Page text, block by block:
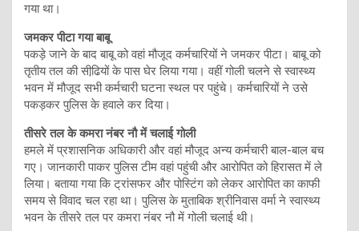
गया था।
जमकर पीटा गया बाबू
पकड़े जाने के बाद बाबू को वहां मौजूद कर्मचारियों ने जमकर पीटा। बाबू को
तृतीय तल की सीढि़यों के पास घेर लिया गया। वहीं गोली चलने से स्वास्थ्य
भवन में मौजूद सभी कर्मचारी घटना स्थल पर पहुंचे। कर्मचारियों ने उसे
पकड़कर पुलिस के हवाले कर दिया।
तीसरे तल के कमरा नंबर नौ में चलाई गोली
हमले में प्रशासनिक अधिकारी और वहां मौजूद अन्य कर्मचारी बाल-बाल बच
गए। जानकारी पाकर पुलिस टीम वहां पहुंची और आरोपित को हिरासत में ले
लिया। बताया गया कि ट्रांसफर और पोस्टिंग को लेकर आरोपित का काफी
समय से विवाद चल रहा था। पुलिस के मुताबिक श्रीनिवास वर्मा ने स्वास्थ्य
भवन के तीसरे तल पर कमरा नंबर नौ में गोली चलाई थी।